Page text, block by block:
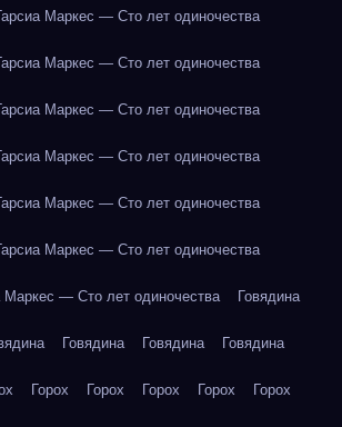
Маркес — Сто лет одиночества
Маркес — Сто лет одиночества
Маркес — Сто лет одиночества
Маркес — Сто лет одиночества
Маркес — Сто лет одиночества
Маркес — Сто лет одиночества
Маркес — Сто лет одиночества Говядина
Говядина Говядина Говядина
Горох Горох Горох Горох Горох